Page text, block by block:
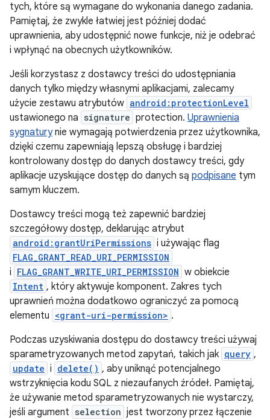
tych, które są wymagane do wykonania danego zadania.
Pamiętaj, że zwykle łatwiej jest później dodać
uprawnienia, aby udostępnić nowe funkcje, niż je odebrać
i wpłynąć na obecnych użytkowników.
Jeśli korzystasz z dostawcy treści do udostępniania
danych tylko między własnymi aplikacjami, zalecamy
użycie zestawu atrybutów android:protectionLevel
ustawionego na signature protection. Uprawnienia
sygnaturynie wymagają potwierdzenia przez użytkownika,
dzięki czemu zapewniają lepszą obsługę i bardziej
kontrolowany dostęp do danych dostawcy treści, gdy
aplikacje uzyskujące dostęp do danych są podpisane tym
samym kluczem.
Dostawcy treści mogą też zapewnić bardziej
szczegółowy dostęp, deklarując atrybut
android:grantUriPermissions i używając flag
FLAG_GRANT_READ_URI_PERMISSION
i FLAG_GRANT_WRITE_URI_PERMISSION w obiekcie
Intent , który aktywuje komponent. Zakres tych
uprawnień można dodatkowo ograniczyć za pomocą
elementu <grant-uri-permission> .
Podczas uzyskiwania dostępu do dostawcy treści używaj
sparametryzowanych metod zapytań, takich jak query ,
update i delete() , aby uniknąć potencjalnego
wstrzyknięcia kodu SQL z niezaufanych źródeł. Pamiętaj,
że używanie metod sparametryzowanych nie wystarczy,
jeśli argument selection jest tworzony przez łączenie